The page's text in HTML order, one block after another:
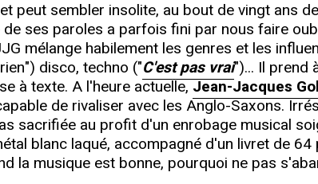
peut sembler insolite, au bout de vingt ans
ses paroles a parfois fini par nous faire
mélange habilement les genres et les
disco, techno ("C'est pas vrai")... Il prend
à texte. A l'heure actuelle,Jean-Jacques
de rivaliser avec les Anglo-Saxons.
sacrifiée au profit d'un enrobage musical
blanc laqué, accompagné d'un livret de
la musique est bonne, pourquoi ne pas